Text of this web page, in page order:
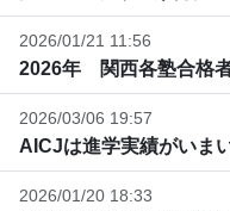
2026/01/21 11:56
2026年 関西各塾合格
2026/03/06 19:57
AICJは進学実績がいま
2026/01/20 18:33